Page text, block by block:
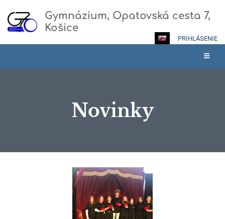
Gymnázium, Opatovská cesta 7,
Košice
PRIHLÁSENIE
Novinky